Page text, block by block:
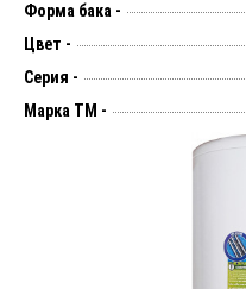
Форма бака -
Цвет -
Серия -
Марка ТМ -